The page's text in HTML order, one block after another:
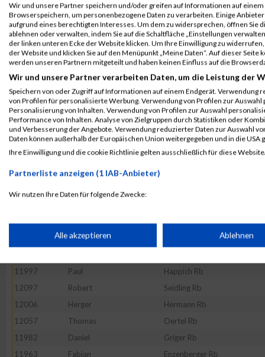
12036
Michael Marder Rb
52143
Thomas Wechsler
11934
Niko Berberich Rb
12005
Dominik Herbst Rb
12082
Marco Russo Rb
11923
Klaus Artelt Rb
11992
Marius Haesler Dc
11911
Maximilian Reinhard Rb
12022
Thomas Kobr Rb
12061
Matthias Peine Rb
12085
Stefan
12137
Jürgen Zeiner Rb
Süleyman
11997
Paul Happich Rb
12097
Robert Seidling Rb
12006
Herger Hermann Rb
12057
Thomas Oertel Rb
11982
Daniel Griger Rb
11963
Fabian Enzenberger Rb
Wir und unsere Partner speichern und/oder greifen auf Informationen auf einem
Browserspeichern, um personenbezogene Daten zu verarbeiten. Einige
aufgrund eines berechtigten Interesses. Um dem zu widersprechen, öffnen Sie
ablehnen oder verwalten, indem Sie auf die Schaltfläche „Einstellungen
der linken unteren Ecke der Website klicken. Um Ihre Einwilligung zu
der Website und klicken Sie auf den Menüpunkt „Meine Daten“. Auf dieser
werden unseren Partnern mitgeteilt und haben keinen Einfluss auf die
Wir und unsere Partner verarbeiten Daten, um die Leistung der
Speichern von oder Zugriff auf Informationen auf einem Endgerät. Verwendung
von Profilen für personalisierte Werbung. Verwendung von Profilen zur
Personalisierung von Inhalten. Verwendung von Profilen zur Auswahl
Performance von Inhalten. Analyse von Zielgruppen durch Statistiken oder
und Verbesserung der Angebote. Verwendung reduzierter Daten zur Auswahl
Daten können außerhalb der Europäischen Union weitergegeben und in die USA
Ihre Einwilligung und die cookie Richtlinie gelten ausschließlich für diese
Partnerliste anzeigen (1 IAB-Anbieter)
Wir nutzen Ihre Daten für folgende Zwecke:
Speichern von oder Zugriff auf Informationen auf einem
Verwendung reduzierter Daten zur Auswahl von Werbeanzeigen
Erstellung von Profilen für personalisierte Werbung
Verwendung von Profilen zur Auswahl personalisierter Werbung
Alle akzeptieren Ablehnen